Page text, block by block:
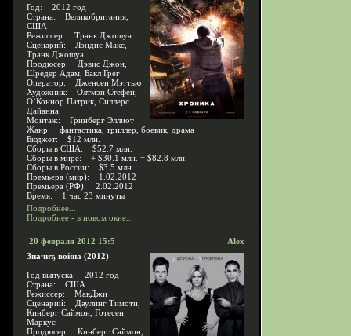
Год: 2012 год
Страна: Великобритания,
США
Режиссер: Транк Джошуа
Сценарий: Лэндис Макс,
Транк Джошуа
Продюсер: Дэвис Джон,
Шредер Адам, Бакл Грег
Оператор: Дженсен Мэттью
Художник: Олтмэн Стефен,
О’Коннор Патрик, Силлерс
Дайанна
Монтаж: Гринберг Эллиот
Жанр: фантастика, триллер, боевик, драма
Бюджет: $12 млн.
Сборы в США: $52.7 млн.
Сборы в мире: + $30.1 млн. = $82.8 млн.
Сборы в России: $3.5 млн.
Премьера (мир): 1.02.2012
Премьера (РФ): 2.02.2012
Время: 1 час 23 минуты
Подробнее...
Подробнее - в новом окне...
20 февраля 2012 15:5
Alex
Значит, война (2012)
Год выпуска: 2012 год
Страна: США
Режиссер: МакДжи
Сценарий: Даулинг Тимоти,
Кинберг Саймон, Готесен
Маркус
Продюсер: Кинберг Саймон,